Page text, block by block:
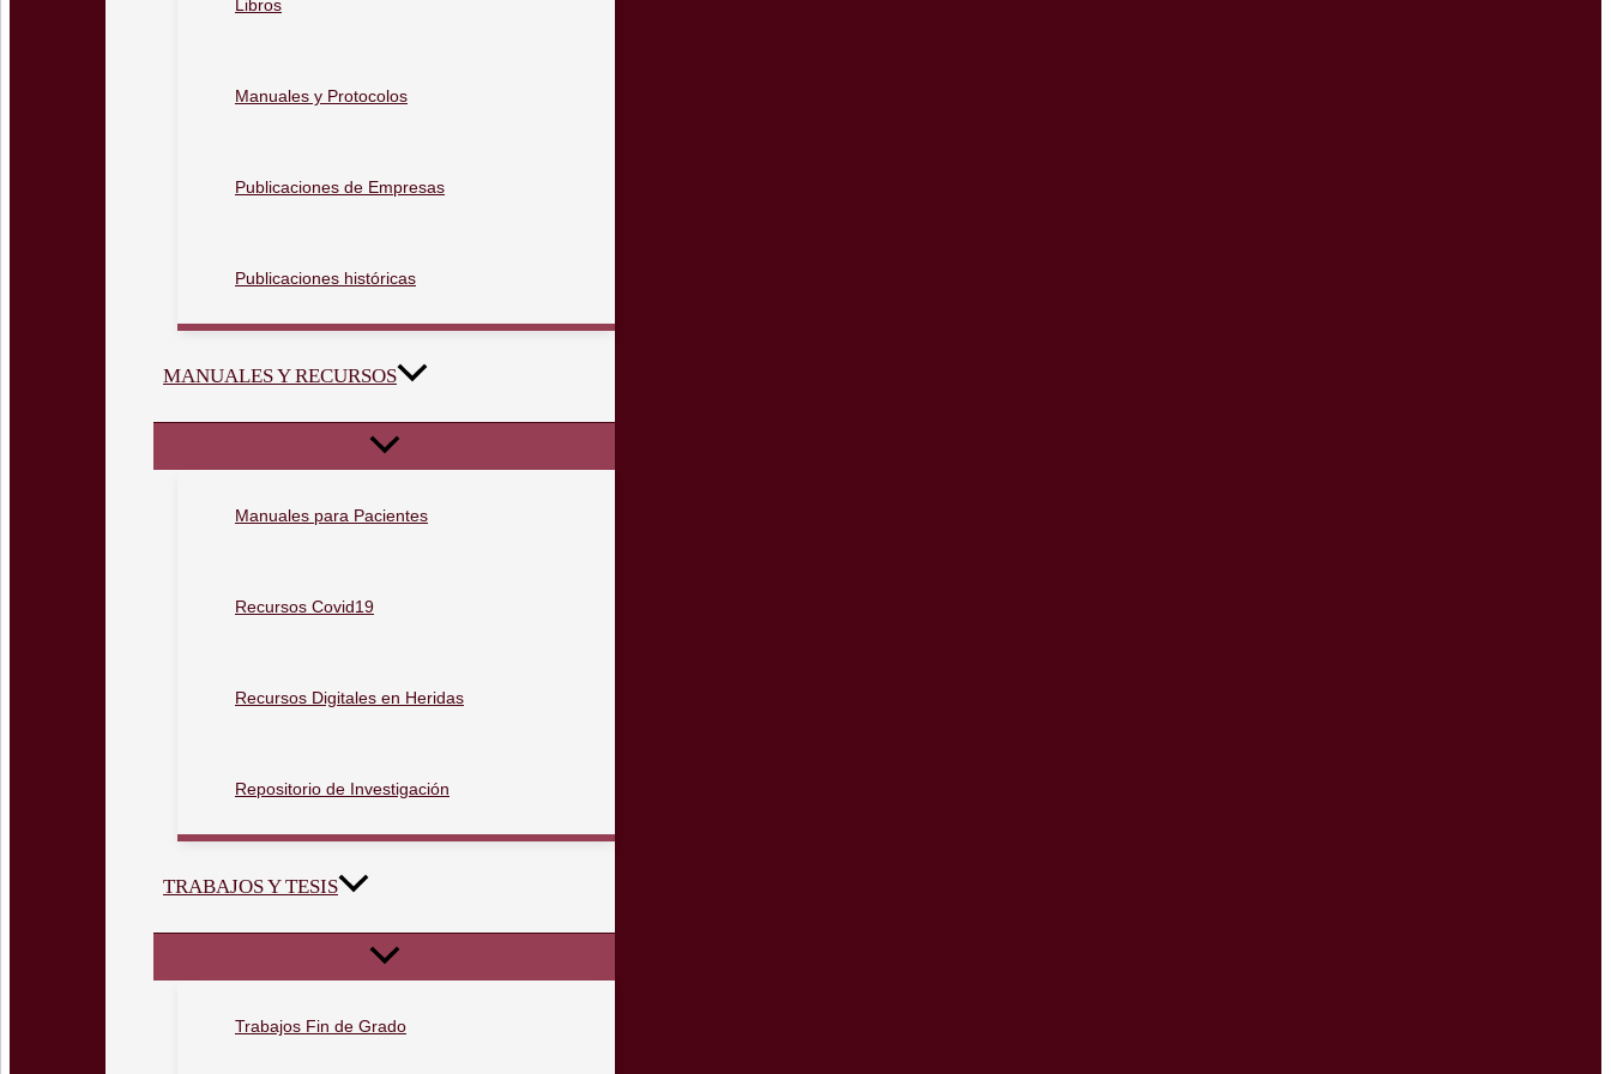
Libros
Manuales y Protocolos
Publicaciones de Empresas
Publicaciones históricas
MANUALES Y RECURSOS
Manuales para Pacientes
Recursos Covid19
Recursos Digitales en Heridas
Repositorio de Investigación
TRABAJOS Y TESIS
Trabajos Fin de Grado